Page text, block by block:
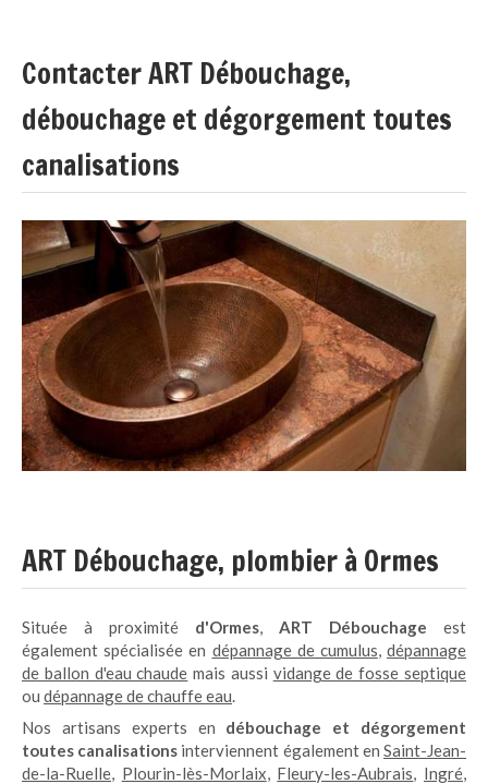
Contacter ART Débouchage,
débouchage et dégorgement toutes
canalisations
ART Débouchage, plombier à Ormes
Située à proximité d'Ormes, ART Débouchage est
également spécialisée en dépannage de cumulus,dépannage
de ballon d'eau chaude mais aussi vidange de fosse septique
ou dépannage de chauffe eau.
Nos artisans experts en débouchage et dégorgement
toutes canalisations interviennent également enSaint-Jean-
de-la-Ruelle, Plourin-lès-Morlaix, Fleury-les-Aubrais, Ingré,